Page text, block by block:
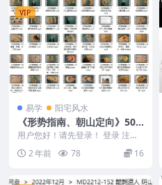
VIP
易学 阳宅风水
《形势指南、朝山定向》50
集视频课程
用户您好！请先登录！ 登录 注册
《形势指南、朝山定向》 241140
9 《形势...
2 年前 78 16